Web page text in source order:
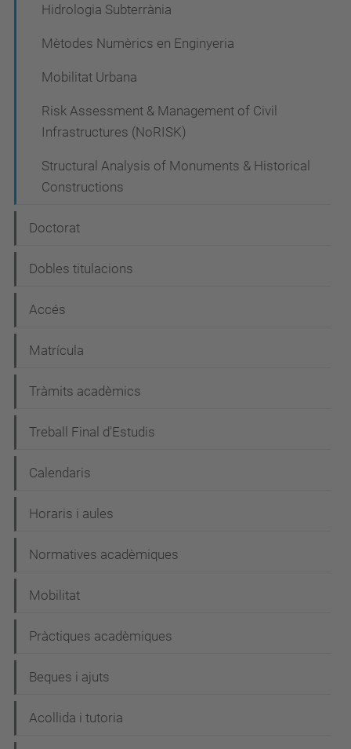
Hidrologia Subterrània
Mètodes Numèrics en Enginyeria
Mobilitat Urbana
Risk Assessment & Management of Civil
Infrastructures (NoRISK)
Structural Analysis of Monuments & Historical
Constructions
Doctorat
Dobles titulacions
Accés
Matrícula
Tràmits acadèmics
Treball Final d'Estudis
Calendaris
Horaris i aules
Normatives acadèmiques
Mobilitat
Pràctiques acadèmiques
Beques i ajuts
Acollida i tutoria